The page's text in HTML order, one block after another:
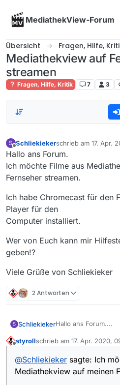
MediathekView-Forum
Übersicht Fragen, Hilfe,
Mediathekview auf
streamen
Fragen, Hilfe, Kritik 7 3
S
Offline
Schliekiekerschrieb am 17. Apr.
zuletzt editiert von
Hallo ans Forum.
Ich möchte Filme aus
Fernseher streamen.
Ich habe Chromecast für den
Player für den
Computer installiert.
Wer von Euch kann mir
geben!?
Viele Grüße von Schliekieker
2 Antworten
S SchliekiekerHallo ans Forum.
Fernseher streamen.
Ich habe
Computer installiert.
Wer von Euch kann
diesbezüglich
styrollschrieb am 17. Apr. 2020,
zuletzt editiert von styroll
@Schliekieker sagte: Ich
Mediathekview auf meinen